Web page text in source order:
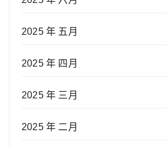
2025 年 五月
2025 年 四月
2025 年 三月
2025 年 二月